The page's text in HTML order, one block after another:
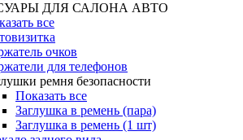
ДЛЯ САЛОНА АВТО
все
очков
для телефонов
ремня безопасности
Показать все
Заглушка в ремень (пара)
Заглушка в ремень (1 шт)